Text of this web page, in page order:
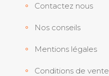
Contactez nous
Nos conseils
Mentions légales
Conditions de vente